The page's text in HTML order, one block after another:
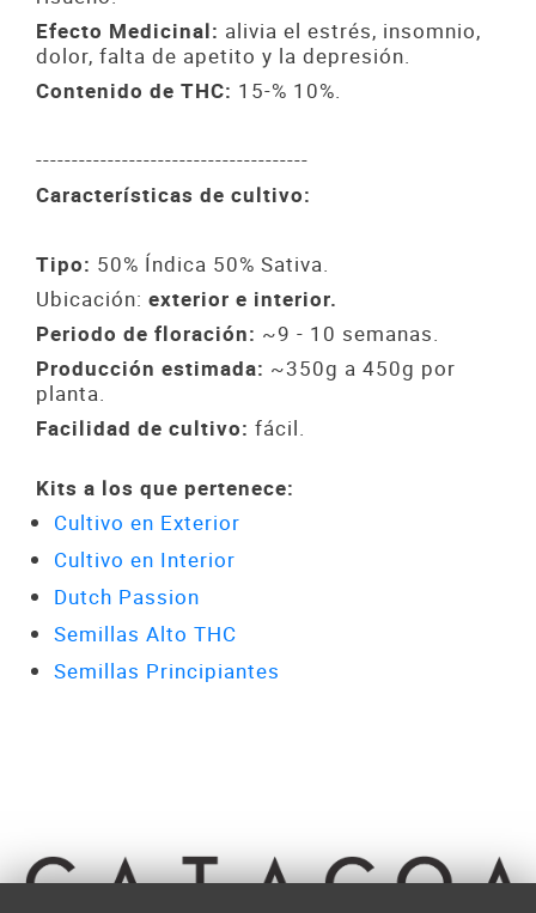
Efecto Medicinal: alivia el estrés, insomnio,
dolor, falta de apetito y la depresión.
Contenido de THC: 15-% 10%.
--------------------------------------
Características de cultivo:
Tipo: 50% Índica 50% Sativa.
Ubicación: exterior e interior.
Periodo de floración: ~9 - 10 semanas.
Producción estimada: ~350g a 450g por
planta.
Facilidad de cultivo: fácil.
Kits a los que pertenece:
Cultivo en Exterior
Cultivo en Interior
Dutch Passion
Semillas Alto THC
Semillas Principiantes